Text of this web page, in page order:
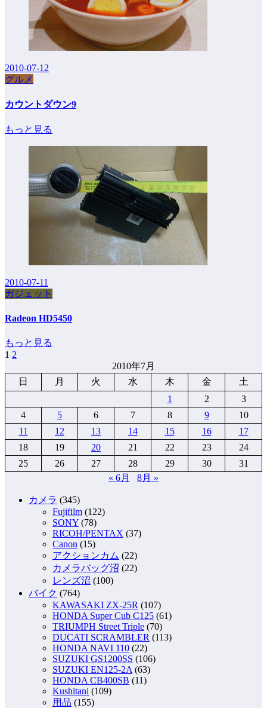
2010-07-12
グルメ
カウントダウン9
もっと見る
2010-07-11
ガジェット
Radeon HD5450
もっと見る
投
稿
の
ジ
送
1 2
2010年7月
日
月 火 水 木 金
土
1
2
3
4
5 6 7 8 9
10
11
12 13 14 15 16
17
18
19 20 21 22 23
24
25
26 27 28 29 30
31
« 6月
8月 »
カメラ (345)
Fujifilm (122)
SONY (78)
RICOH/PENTAX (37)
Canon (15)
アクションカム (22)
カメラバッグ沼 (22)
レンズ沼 (100)
バイク (764)
KAWASAKI ZX-25R (107)
HONDA Super Cub C125 (61)
TRIUMPH Street Triple (70)
DUCATI SCRAMBLER (113)
HONDA NAVI 110 (22)
SUZUKI GS1200SS (106)
SUZUKI EN125-2A (63)
HONDA CB400SB (11)
Kushitani (109)
用品 (155)